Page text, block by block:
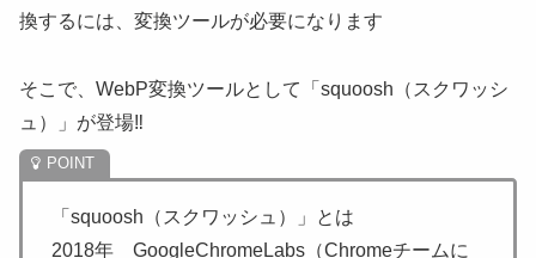
換するには、変換ツールが必要になります
そこで、WebP変換ツールとして「squoosh（スクワッシ
ュ）」が登場‼
「squoosh（スクワッシュ）」とは
2018年 GoogleChromeLabs（Chromeチームに